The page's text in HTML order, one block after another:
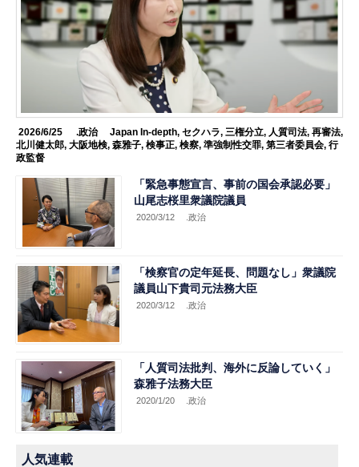
2026/6/25 .政治 Japan In-depth, セクハラ, 三権分立, 人質司法, 再審法,
北川健太郎,大阪地検,森雅子,検事正,検察,準強制性交罪,第三者委員会,行
政監督
「緊急事態宣言、事前の国会承認必要」
山尾志桜里衆議院議員
2020/3/12 .政治
「検察官の定年延長、問題なし」衆議院
議員山下貴司元法務大臣
2020/3/12 .政治
「人質司法批判、海外に反論していく」
森雅子法務大臣
2020/1/20 .政治
人気連載